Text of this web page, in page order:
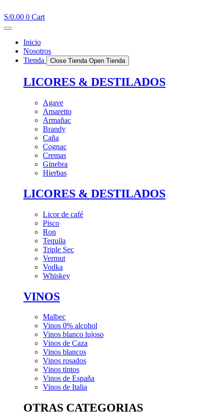
al
contenido
S/0.00 0 Cart
Inicio
Nosotros
Tienda
Close Tienda Open Tienda
LICORES & DESTILADOS
Agave
Amaretto
Armañac
Brandy
Caña
Cognac
Cremas
Ginebra
Hierbas
LICORES & DESTILADOS
Licor de café
Pisco
Ron
Tequila
Triple Sec
Vermut
Vodka
Whiskey
VINOS
Malbec
Vinos 0% alcohol
Vinos blanco lujoso
Vinos de Caza
Vinos blancos
Vinos rosados
Vinos tintos
Vinos de España
Vinos de Italia
OTRAS CATEGORIAS